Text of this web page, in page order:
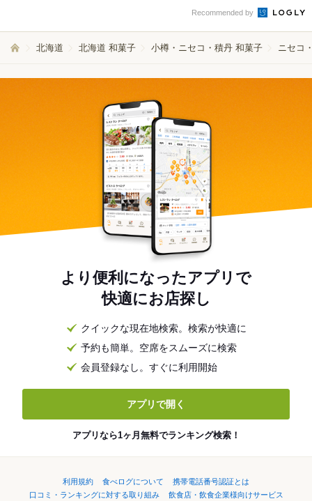
Recommended by
北海道 北海道 和菓子 小樽・ニセコ・積丹 和菓子 ニセコ
より便利になったアプリで
快適にお店探し
クイックな現在地検索。検索が快適に
予約も簡単。空席をスムーズに検索
会員登録なし。すぐに利用開始
アプリで開く
アプリなら1ヶ月無料でランキング検索！
利用規約 食べログについて
携帯電話番号認証とは
口コミ・ランキングに対する取り組み
飲食店・飲食企業様向けサービス